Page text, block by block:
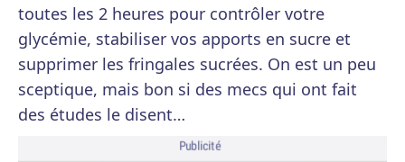
toutes les 2 heures pour contrôler votre
glycémie, stabiliser vos apports en sucre et
supprimer les fringales sucrées. On est un peu
sceptique, mais bon si des mecs qui ont fait
des études le disent…
Publicité